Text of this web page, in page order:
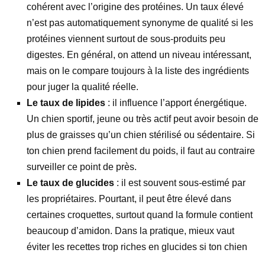
cohérent avec l’origine des protéines. Un taux élevé
n’est pas automatiquement synonyme de qualité si les
protéines viennent surtout de sous-produits peu
digestes. En général, on attend un niveau intéressant,
mais on le compare toujours à la liste des ingrédients
pour juger la qualité réelle.
Le taux de lipides : il influence l’apport énergétique.
Un chien sportif, jeune ou très actif peut avoir besoin de
plus de graisses qu’un chien stérilisé ou sédentaire. Si
ton chien prend facilement du poids, il faut au contraire
surveiller ce point de près.
Le taux de glucides : il est souvent sous-estimé par
les propriétaires. Pourtant, il peut être élevé dans
certaines croquettes, surtout quand la formule contient
beaucoup d’amidon. Dans la pratique, mieux vaut
éviter les recettes trop riches en glucides si ton chien